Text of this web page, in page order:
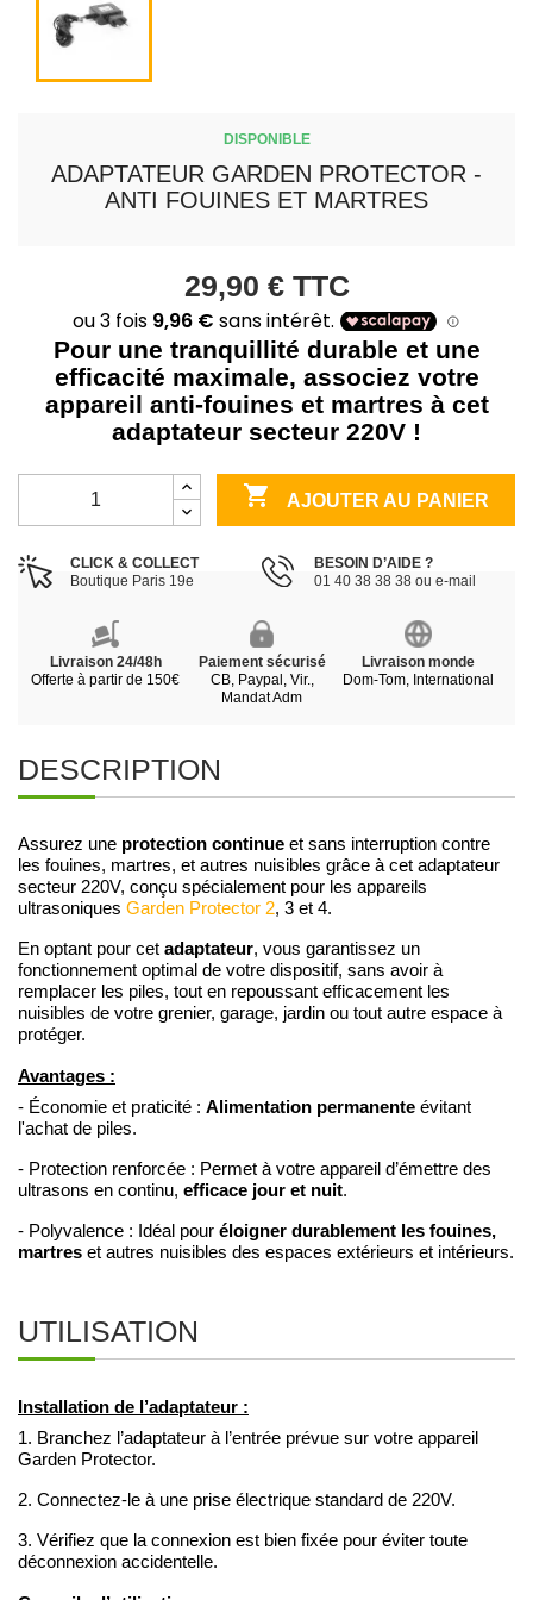
DISPONIBLE
ADAPTATEUR GARDEN PROTECTOR -
ANTI FOUINES ET MARTRES
29,90 € TTC
Pour une tranquillité durable et une
efficacité maximale, associez votre
appareil anti-fouines et martres à cet
adaptateur secteur 220V !
 AJOUTER AU PANIER
CLICK & COLLECT
Boutique Paris 19e
BESOIN D’AIDE ?
01 40 38 38 38 ou e-mail
Livraison 24/48h
Offerte à partir de 150€
Paiement sécurisé
CB, Paypal, Vir.,
Mandat Adm
Livraison monde
Dom-Tom, International
DESCRIPTION
Assurez une protection continue et sans interruption contre
les fouines, martres, et autres nuisibles grâce à cet adaptateur
secteur 220V, conçu spécialement pour les appareils
ultrasoniques Garden Protector 2, 3 et 4.
En optant pour cet adaptateur, vous garantissez un
fonctionnement optimal de votre dispositif, sans avoir à
remplacer les piles, tout en repoussant efficacement les
nuisibles de votre grenier, garage, jardin ou tout autre espace à
protéger.
Avantages :
- Économie et praticité : Alimentation permanente évitant
l'achat de piles.
- Protection renforcée : Permet à votre appareil d’émettre des
ultrasons en continu, efficace jour et nuit.
- Polyvalence : Idéal pour éloigner durablement les fouines,
martres et autres nuisibles des espaces extérieurs et intérieurs.
UTILISATION
Installation de l’adaptateur :
1. Branchez l’adaptateur à l’entrée prévue sur votre appareil
Garden Protector.
2. Connectez-le à une prise électrique standard de 220V.
3. Vérifiez que la connexion est bien fixée pour éviter toute
déconnexion accidentelle.